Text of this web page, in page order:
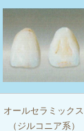
オールセラミックス
（ジルコニア系）